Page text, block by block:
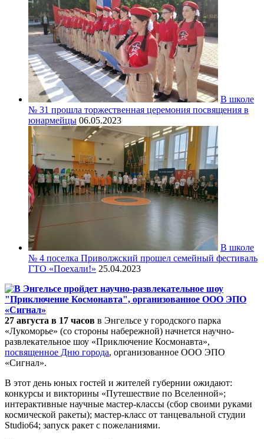
В школе
№ 31 прошла торжественная церемония посвящения в
юнармейцы 06.05.2023
В школе
№ 4 поселка Приволжский прошел семейный фестиваль
ГТО «Поехали!» 25.04.2023
27 августа в 17 часов в Энгельсе у городского парка
«Лукоморье» (со стороны набережной) начнется научно-
развлекательное шоу «Приключение Космонавта»,
посвященное Дню города, организованное ООО ЭПО
«Сигнал».
В этот день юных гостей и жителей губернии ожидают:
конкурсы и викторины «Путешествие по Вселенной»;
интерактивные научные мастер-классы (сбор своими руками
космической ракеты); мастер-класс от танцевальной студии
Studio64; запуск ракет с пожеланиями.